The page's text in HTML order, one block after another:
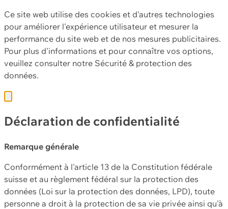
Ce site web utilise des cookies et d'autres technologies
pour améliorer l'expérience utilisateur et mesurer la
performance du site web et de nos mesures publicitaires.
Pour plus d'informations et pour connaître vos options,
veuillez consulter notre Sécurité & protection des
données.
Déclaration de confidentialité
Remarque générale
Conformément à l'article 13 de la Constitution fédérale
suisse et au règlement fédéral sur la protection des
données (Loi sur la protection des données, LPD), toute
personne a droit à la protection de sa vie privée ainsi qu'à